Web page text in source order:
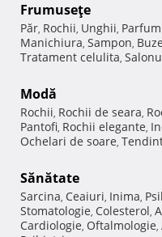
Frumuseţe
Păr, Rochii, Unghii,
Manichiura, Sampon, Buze
Tratament celulita,
Modă
Rochii, Rochii de seara,
Pantofi, Rochii elegante,
Ochelari de soare,
Sănătate
Sarcina, Ceaiuri, Inima,
Stomatologie, Colesterol,
Cardiologie, Oftalmologie,